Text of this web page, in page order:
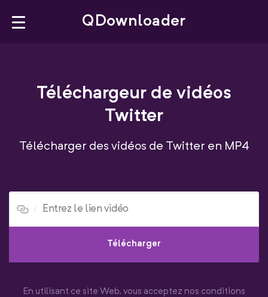
×
Bookmarklet
YouTube Downloader
Facebook Downloader
QDownloader
Téléchargeur de vidéos
Twitter
Télécharger des vidéos de Twitter en MP4
Télécharger
En utilisant ce site Web, vous acceptez nos conditions